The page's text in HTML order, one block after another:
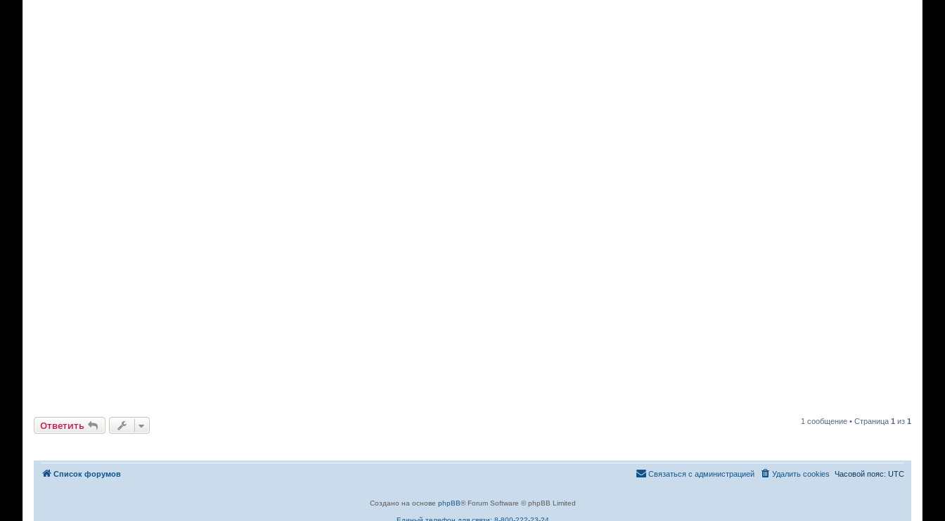
Ответить 1 сообщение • Страница 1 из 1
Список форумов Часовой пояс: UTC
Удалить cookies
Связаться с администрацией
Создано на основе phpBB® Forum Software © phpBB Limited